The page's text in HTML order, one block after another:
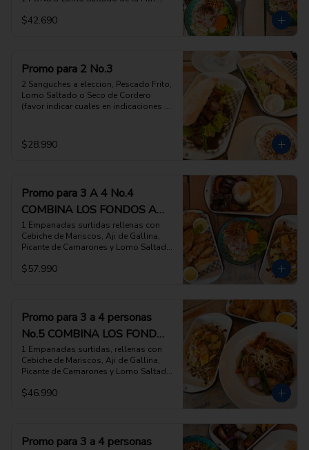
Camarones con Arroz blanco
$42.690
Promo para 2 No.3
2 Sanguches a eleccion, Pescado Frito,
Lomo Saltado o Seco de Cordero
(favor indicar cuales en indicaciones
$28.990
Promo para 3 A 4 No.4
COMBINA LOS FONDOS A
TU ELECCION
1 Empanadas surtidas rellenas con
Cebiche de Mariscos, Aji de Gallina,
Picante de Camarones y Lomo Saltado,
del dia, con Cholco Peruano, Camote y
ESCOGE 2 PLATOS DE FONDO DE TU
ELECCION, (favor indicar cuales en las
INSTRUCCIONES ESPECIALES)
$57.990
Promo para 3 a 4 personas
No.5 COMBINA LOS FONDOS
A TU ELECCION
1 Empanadas surtidas, rellenas con
Cebiche de Mariscos, Aji de Gallina,
Picante de Camarones y Lomo Saltado,
vegetales, O 1 FONDO Arroz Chaufa
INSTRUCCIONES ESPECIALES)
$46.990
Promo para 3 a 4 personas